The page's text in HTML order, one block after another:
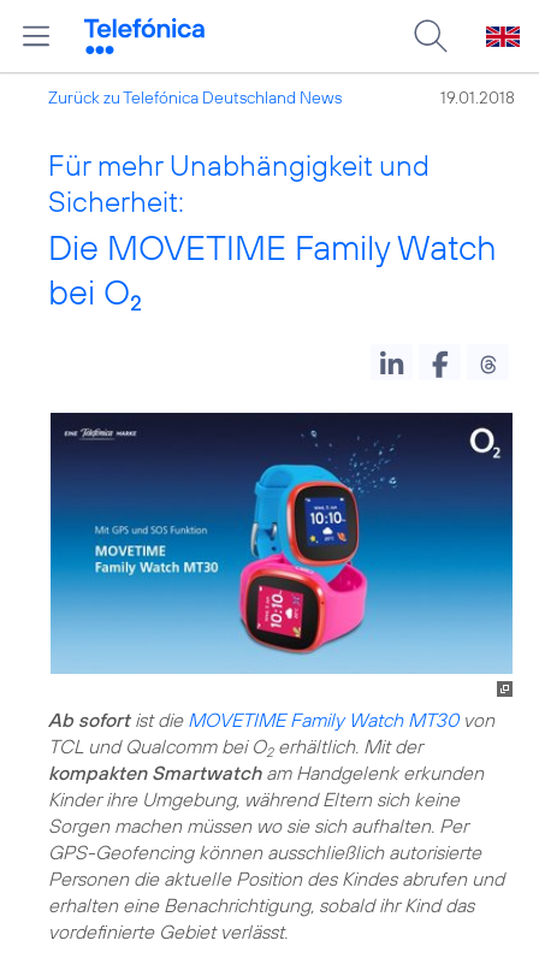
Zurück zu Telefónica Deutschland News 19.01.2018
Für mehr Unabhängigkeit und
Sicherheit:
Die MOVETIME Family Watch
bei O2
Ab sofortist die MOVETIME Family Watch MT30von
TCL und Qualcomm bei O2erhältlich. Mit der
kompakten Smartwatcham Handgelenk erkunden
Kinder ihre Umgebung, während Eltern sich keine
Sorgen machen müssen wo sie sich aufhalten. Per
GPS-Geofencing können ausschließlich autorisierte
Personen die aktuelle Position des Kindes abrufen und
erhalten eine Benachrichtigung, sobald ihr Kind das
vordefinierte Gebiet verlässt.